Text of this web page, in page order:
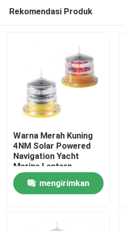
Rumah
Rekomendasi Produk
Warna Merah Kuning
4NM Solar Powered
Navigation Yacht
Marine Lantern
mengirimkan